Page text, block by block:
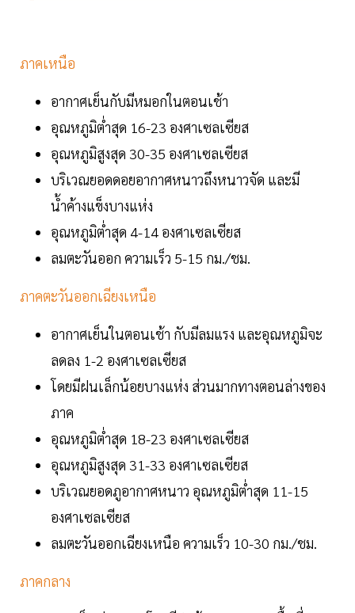
ภาคเหนือ
อากาศเย็นกับมีหมอกในตอนเช้า
อุณหภูมิต่ำสุด 16-23 องศาเซลเซียส
อุณหภูมิสูงสุด 30-35 องศาเซลเซียส
บริเวณยอดดอยอากาศหนาวถึงหนาวจัด และมี
น้ำค้างแข็งบางแห่ง
อุณหภูมิต่ำสุด 4-14 องศาเซลเซียส
ลมตะวันออก ความเร็ว 5-15 กม./ชม.
ภาคตะวันออกเฉียงเหนือ
อากาศเย็นในตอนเช้า กับมีลมแรง และอุณหภูมิจะ
ลดลง 1-2 องศาเซลเซียส
โดยมีฝนเล็กน้อยบางแห่ง ส่วนมากทางตอนล่างของ
ภาค
อุณหภูมิต่ำสุด 18-23 องศาเซลเซียส
อุณหภูมิสูงสุด 31-33 องศาเซลเซียส
บริเวณยอดภูอากาศหนาว อุณหภูมิต่ำสุด 11-15
องศาเซลเซียส
ลมตะวันออกเฉียงเหนือ ความเร็ว 10-30 กม./ชม.
ภาคกลาง